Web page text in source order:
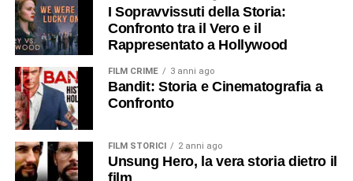
I Sopravvissuti della Storia:
Confronto tra il Vero e il
Rappresentato a Hollywood
FILM CRIME 3 anni ago
Bandit: Storia e Cinematografia a
Confronto
FILM STORICI 2 anni ago
Unsung Hero, la vera storia dietro il
film